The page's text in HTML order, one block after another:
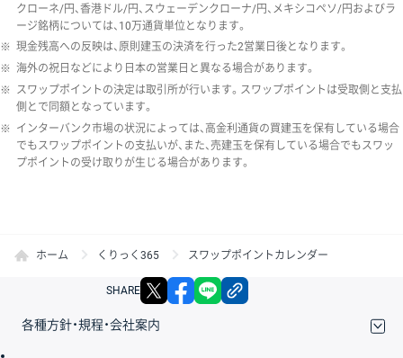
クローネ/円、香港ドル/円、スウェーデンクローナ/円、メキシコペソ/円およびラ
ージ銘柄については、10万通貨単位となります。
※ 現金残高への反映は、原則建玉の決済を行った2営業日後となります。
※ 海外の祝日などにより日本の営業日と異なる場合があります。
※ スワップポイントの決定は取引所が行います。スワップポイントは受取側と支払
側とで同額となっています。
※ インターバンク市場の状況によっては、高金利通貨の買建玉を保有している場合
でもスワップポイントの支払いが、また、売建玉を保有している場合でもスワッ
プポイントの受け取りが生じる場合があります。
ホーム くりっく365 スワップポイントカレンダー
SHARE X facebook
各種方針・規程・会社案内